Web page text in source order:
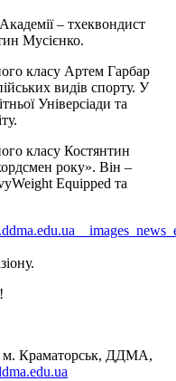
– тхеквондист
Мусієнко.
класу Артем Гарбар
видів спорту. У
Універсіади та
класу Костянтин
року». Він –
Equipped та
м. Краматорськ, ДДМА,